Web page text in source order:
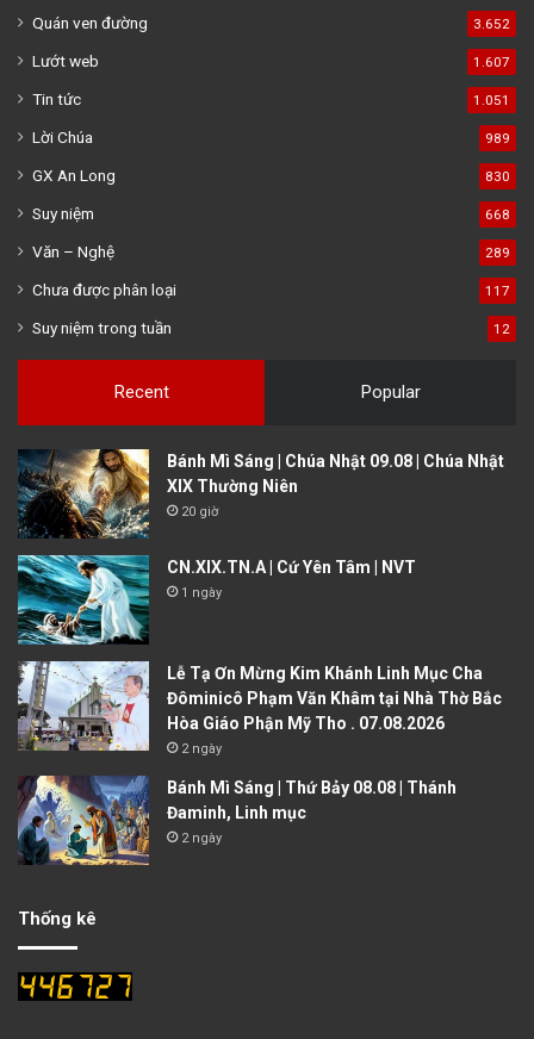
Quán ven đường 3.652
Lướt web 1.607
Tin tức 1.051
Lời Chúa 989
GX An Long 830
Suy niệm 668
Văn – Nghệ 289
Chưa được phân loại 117
Suy niệm trong tuần 12
Recent Popular
Bánh Mì Sáng | Chúa Nhật 09.08 | Chúa Nhật
XIX Thường Niên
20 giờ
CN.XIX.TN.A | Cứ Yên Tâm | NVT
1 ngày
Lễ Tạ Ơn Mừng Kim Khánh Linh Mục Cha
Đôminicô Phạm Văn Khâm tại Nhà Thờ Bắc
Hòa Giáo Phận Mỹ Tho . 07.08.2026
2 ngày
Bánh Mì Sáng | Thứ Bảy 08.08 | Thánh
Đaminh, Linh mục
2 ngày
Thống kê